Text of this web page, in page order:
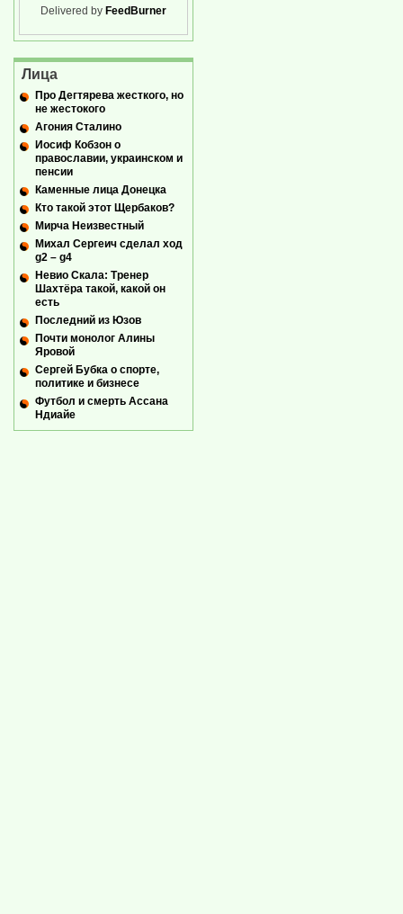
Delivered by FeedBurner
Лица
Про Дегтярева жесткого, но
не жестокого
Агония Сталино
Иосиф Кобзон о
православии, украинском и
пенсии
Каменные лица Донецка
Кто такой этот Щербаков?
Мирча Неизвестный
Михал Сергеич сделал ход
g2 – g4
Невио Скала: Тренер
Шахтёра такой, какой он
есть
Последний из Юзов
Почти монолог Алины
Яровой
Сергей Бубка о спорте,
политике и бизнесе
Футбол и смерть Ассана
Ндиайе